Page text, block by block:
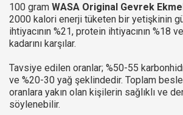
100 gram WASA Original Gevrek
2000 kalori enerji tüketen bir yetişkinin
ihtiyacının %21, protein ihtiyacının %18
kadarını karşılar.
Tavsiye edilen oranlar; %50-55
ve %20-30 yağ şeklindedir. Toplam
oranlara yakın olan kişilerin sağlıklı ve
söylenebilir.